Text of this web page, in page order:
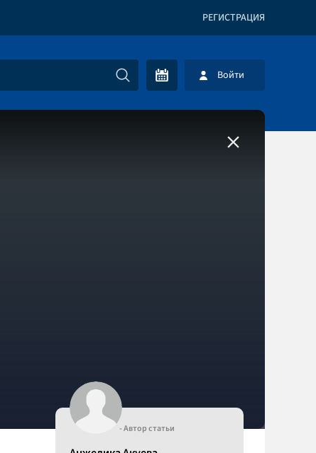
РЕГИСТРАЦИЯ
Войти
- Автор статьи